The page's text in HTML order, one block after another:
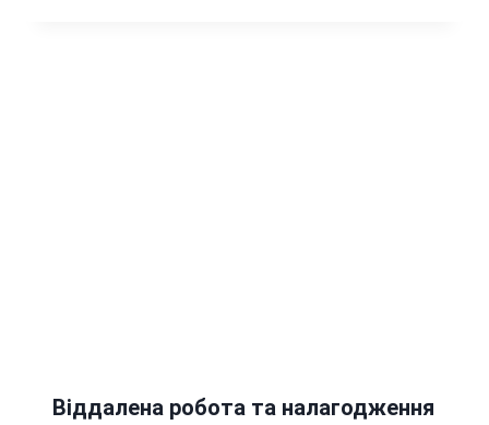
Віддалена робота та налагодження